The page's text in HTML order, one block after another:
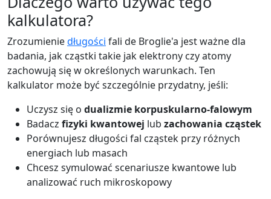
kalkulatora?
Zrozumieniedługości fali de Broglie'a jest ważne dla
badania, jak cząstki takie jak elektrony czy atomy
zachowują się w określonych warunkach. Ten
kalkulator może być szczególnie przydatny, jeśli:
Uczysz się o dualizmie korpuskularno-falowym
Badacz fizyki kwantowej lub zachowania cząstek
Porównujesz długości fal cząstek przy różnych
energiach lub masach
Chcesz symulować scenariusze kwantowe lub
analizować ruch mikroskopowy